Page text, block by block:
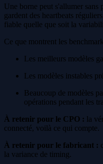
Une borne peut s'allumer sans
gardent des heartbeats
fiable quelle que soit la
Ce que montrent les
Les meilleurs modèles
Les modèles instables
Beaucoup de modèles
opérations pendant les
À retenir pour le CPO : la
connecté, voilà ce qui compte.
À retenir pour le fabricant :
la variance de timing.